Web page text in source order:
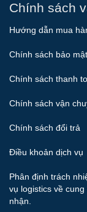
Chính sách
Hướng dẫn mua
Chính sách bảo mật
Chính sách thanh
Chính sách vận
Chính sách đổi trả
Điều khoản dịch vụ
Phân định trách
vụ logistics về
nhận.